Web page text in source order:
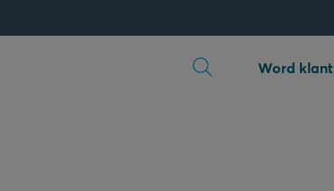
Word klant